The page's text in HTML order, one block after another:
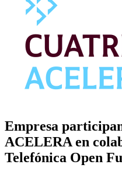
Empresa
ACELERA en
Telefónica Open